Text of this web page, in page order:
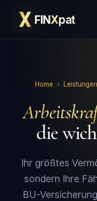
FINXpat
Home › Leistungen
die
Ihr größtes
sondern Ihre
BU-